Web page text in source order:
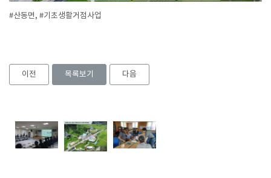
#산동면, #기초생활거점사업
이전 목록보기 다음